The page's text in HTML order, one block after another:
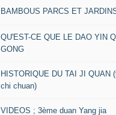
BAMBOUS PARCS ET
QU'EST-CE QUE LE DAO YIN
GONG
HISTORIQUE DU TAI JI QUAN
chi chuan)
VIDEOS ; 3ème duan Yang jia